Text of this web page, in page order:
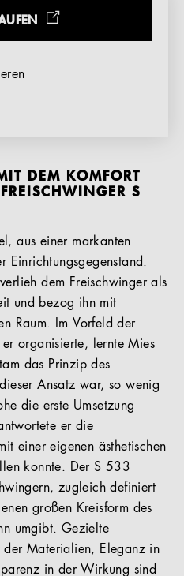
DEM KOMFORT
S
aus einer markanten
Einrichtungsgegenstand.
dem Freischwinger als
und bezog ihn mit
Raum. Im Vorfeld der
organisierte, lernte Mies
das Prinzip des
Ansatz war, so wenig
die erste Umsetzung
er die
einer eigenen ästhetischen
konnte. Der S 533
zugleich definiert
großen Kreisform des
umgibt. Gezielte
der Materialien, Eleganz in
in der Wirkung sind